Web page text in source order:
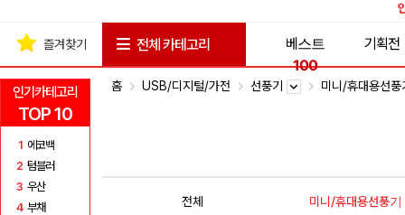
인기카테고리
TOP 10
1 에코백
2 텀블러
3 우산
4 부채
즐겨찾기 전체 카테고리
베스트
100
기획전
홈 USB/디지털/가전 선풍기 미니/휴대용선
전체
미니/휴대용선풍기